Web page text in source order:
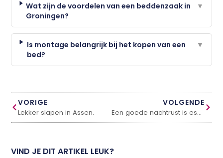
Wat zijn de voordelen van een beddenzaak in
Groningen?
▼
Is montage belangrijk bij het kopen van een
bed?
▼
VORIGE
Lekker slapen in Assen.
VOLGENDE
Een goede nachtrust is essentieel
VIND JE DIT ARTIKEL LEUK?